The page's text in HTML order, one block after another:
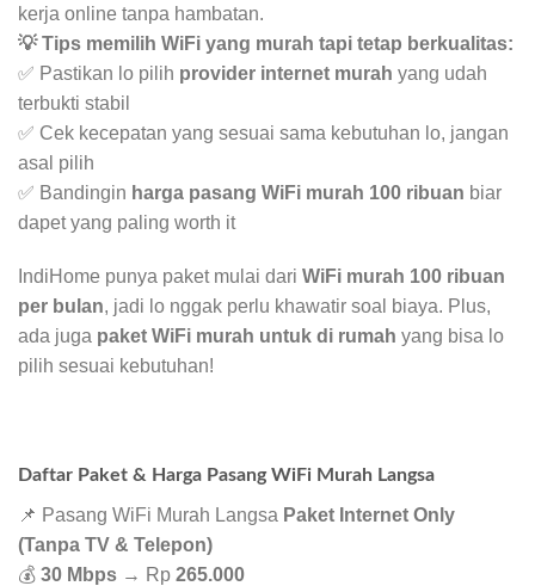
kerja online tanpa hambatan.
💡 Tips memilih WiFi yang murah tapi tetap berkualitas:
✅ Pastikan lo pilih provider internet murah yang udah
terbukti stabil
✅ Cek kecepatan yang sesuai sama kebutuhan lo, jangan
asal pilih
✅ Bandingin harga pasang WiFi murah 100 ribuan biar
dapet yang paling worth it
IndiHome punya paket mulai dari WiFi murah 100 ribuan
per bulan, jadi lo nggak perlu khawatir soal biaya. Plus,
ada juga paket WiFi murah untuk di rumah yang bisa lo
pilih sesuai kebutuhan!
Daftar Paket & Harga Pasang WiFi Murah Langsa
📌 Pasang WiFi Murah Langsa Paket Internet Only
(Tanpa TV & Telepon)
💰 30 Mbps → Rp 265.000